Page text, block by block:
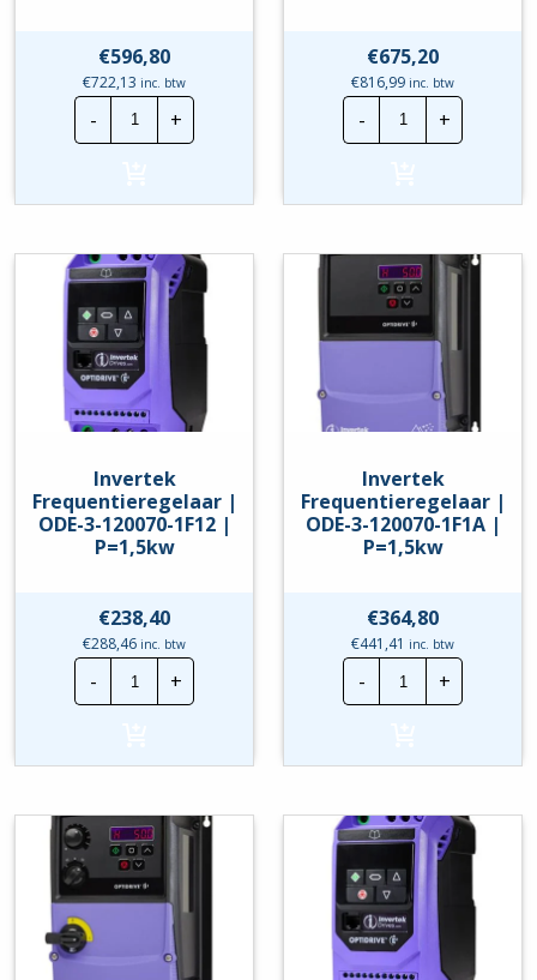
€596,80
€722,13 inc. btw
-
Invertek
Frequentieregelaar
|
220105-
|
P=
1,1kw
hoeveelheid
+
€675,20
€816,99 inc. btw
-
Invertek
|
220105-
|
P=
1,1kw
hoeveelheid
+
Invertek
Frequentieregelaar |
ODE-3-120070-1F12 |
P=1,5kw
€238,40
€288,46 inc. btw
-
Invertek
Frequentieregelaar
|
120070-
P=1,5kw
hoeveelheid
+
Invertek
Frequentieregelaar |
ODE-3-120070-1F1A |
P=1,5kw
€364,80
€441,41 inc. btw
-
Invertek
|
120070-
P=1,5kw
hoeveelheid
+